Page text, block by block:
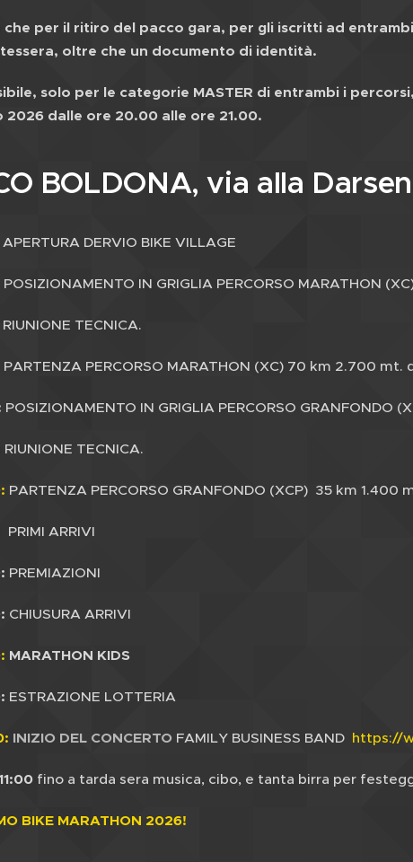
che per il ritiro del pacco gara, per gli iscritti ad
oltre che un documento di identità.
solo per le categorie MASTER di entrambi i
2026 dalle ore 20.00 alle ore 21.00.
BOLDONA, via alla
APERTURA DERVIO BIKE VILLAGE
POSIZIONAMENTO IN GRIGLIA PERCORSO MARATHON
RIUNIONE TECNICA.
PARTENZA PERCORSO MARATHON (XC) 70 km 2.700 mt.
POSIZIONAMENTO IN GRIGLIA PERCORSO GRANFONDO
RIUNIONE TECNICA.
PARTENZA PERCORSO GRANFONDO (XCP) 35 km 1.400
PRIMI ARRIVI
PREMIAZIONI
CHIUSURA ARRIVI
: MARATHON KIDS
ESTRAZIONE LOTTERIA
INIZIO DEL CONCERTO FAMILY BUSINESS BAND https://
fino a tarda sera musica, cibo, e tanta birra per
BIKE MARATHON 2026!